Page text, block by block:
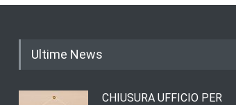
Ultime News
CHIUSURA UFFICIO PER